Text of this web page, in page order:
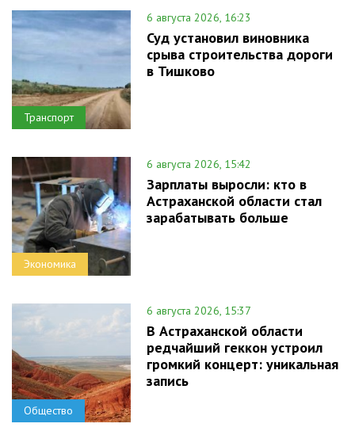
Транспорт
6 августа 2026, 16:23
Суд установил виновника
срыва строительства дороги
в Тишково
Экономика
6 августа 2026, 15:42
Зарплаты выросли: кто в
Астраханской области стал
зарабатывать больше
Общество
6 августа 2026, 15:37
В Астраханской области
редчайший геккон устроил
громкий концерт: уникальная
запись